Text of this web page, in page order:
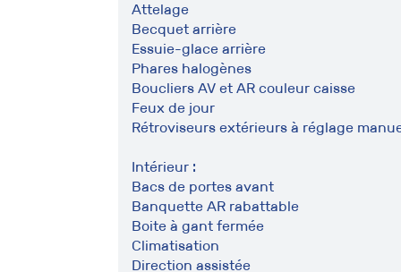
Attelage
Becquet arrière
Essuie-glace arrière
Phares halogènes
Boucliers AV et AR couleur caisse
Feux de jour
Rétroviseurs extérieurs à réglage
Intérieur :
Bacs de portes avant
Banquette AR rabattable
Boite à gant fermée
Climatisation
Direction assistée